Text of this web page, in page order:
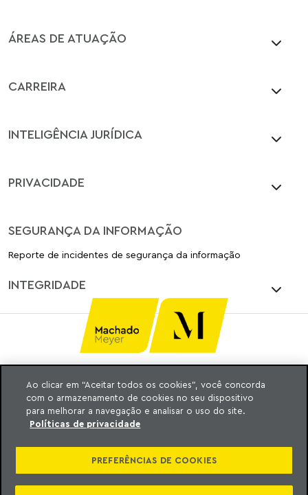
ÁREAS DE ATUAÇÃO
CARREIRA
INTELIGÊNCIA JURÍDICA
PRIVACIDADE
SEGURANÇA DA INFORMAÇÃO
Reporte de incidentes de segurança da informação
INTEGRIDADE
Ⓒ MACHADO, MEYER, SENDACZ E OPICE
ADVOGADOS 2025
TODOS OS DIREITOS RESERVADOS
Ao clicar em “Aceitar todos os cookies”, você concorda
com o armazenamento de cookies no seu dispositivo
para melhorar a navegação e analisar o uso do site.
Políticas de privacidade
PREFERÊNCIAS DE COOKIES